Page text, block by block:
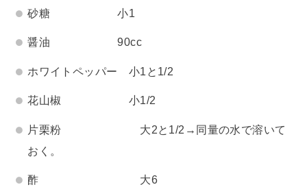
砂糖 小1
醤油 90cc
ホワイトペッパー 小1と1/2
花山椒 小1/2
片栗粉 大2と1/2→同量の水で溶いて
おく。
酢 大6